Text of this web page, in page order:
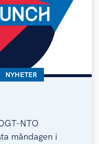
KATEGORI:
NYHETER
NTO
måndagen i